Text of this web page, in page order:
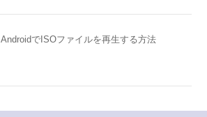
AndroidでISOファイルを再生する方法